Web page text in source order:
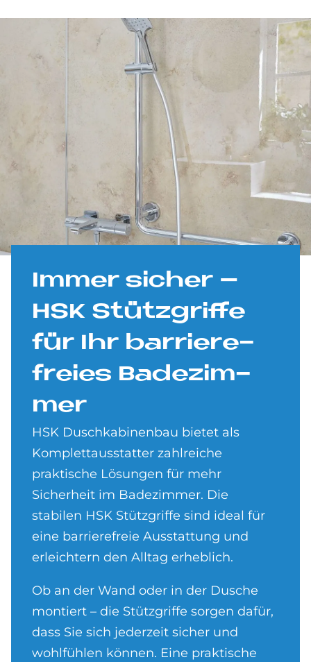
Im­mer si­cher –
HSK Stütz­grif­fe
für Ihr bar­rie­re­
frei­es Ba­de­zim­
mer
HSK Duschkabinenbau bietet als
Komplettausstatter zahlreiche
praktische Lösungen für mehr
Sicherheit im Badezimmer. Die
stabilen HSK Stützgriffe sind ideal für
eine barrierefreie Ausstattung und
erleichtern den Alltag erheblich.
Ob an der Wand oder in der Dusche
montiert – die Stützgriffe sorgen dafür,
dass Sie sich jederzeit sicher und
wohlfühlen können. Eine praktische